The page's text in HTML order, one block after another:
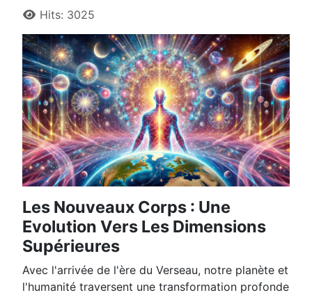
Hits: 3025
Les Nouveaux Corps : Une
Evolution Vers Les Dimensions
Supérieures
Avec l'arrivée de l'ère du Verseau, notre planète et
l'humanité traversent une transformation profonde